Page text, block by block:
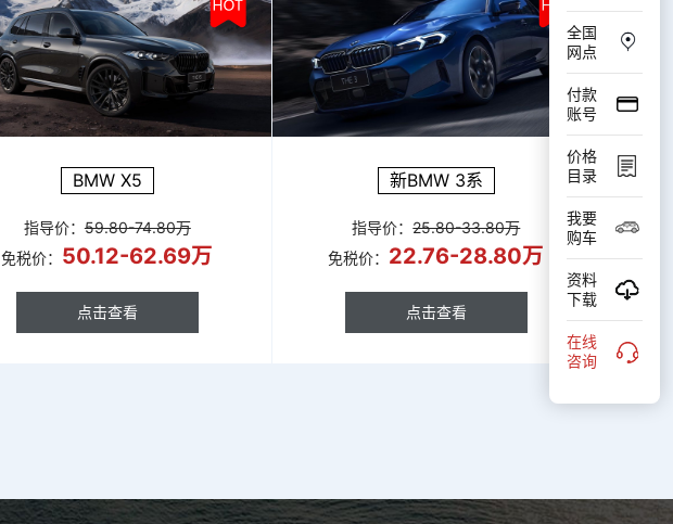
BMW X5
指导价：59.80-74.80万
免税价： 50.12-62.69万
点击查看
新BMW 3系
指导价：25.80-33.80万
免税价： 22.76-28.80万
点击查看
全国
网点
付款
账号
价格
目录
我要
购车
资料
下载
在线
咨询